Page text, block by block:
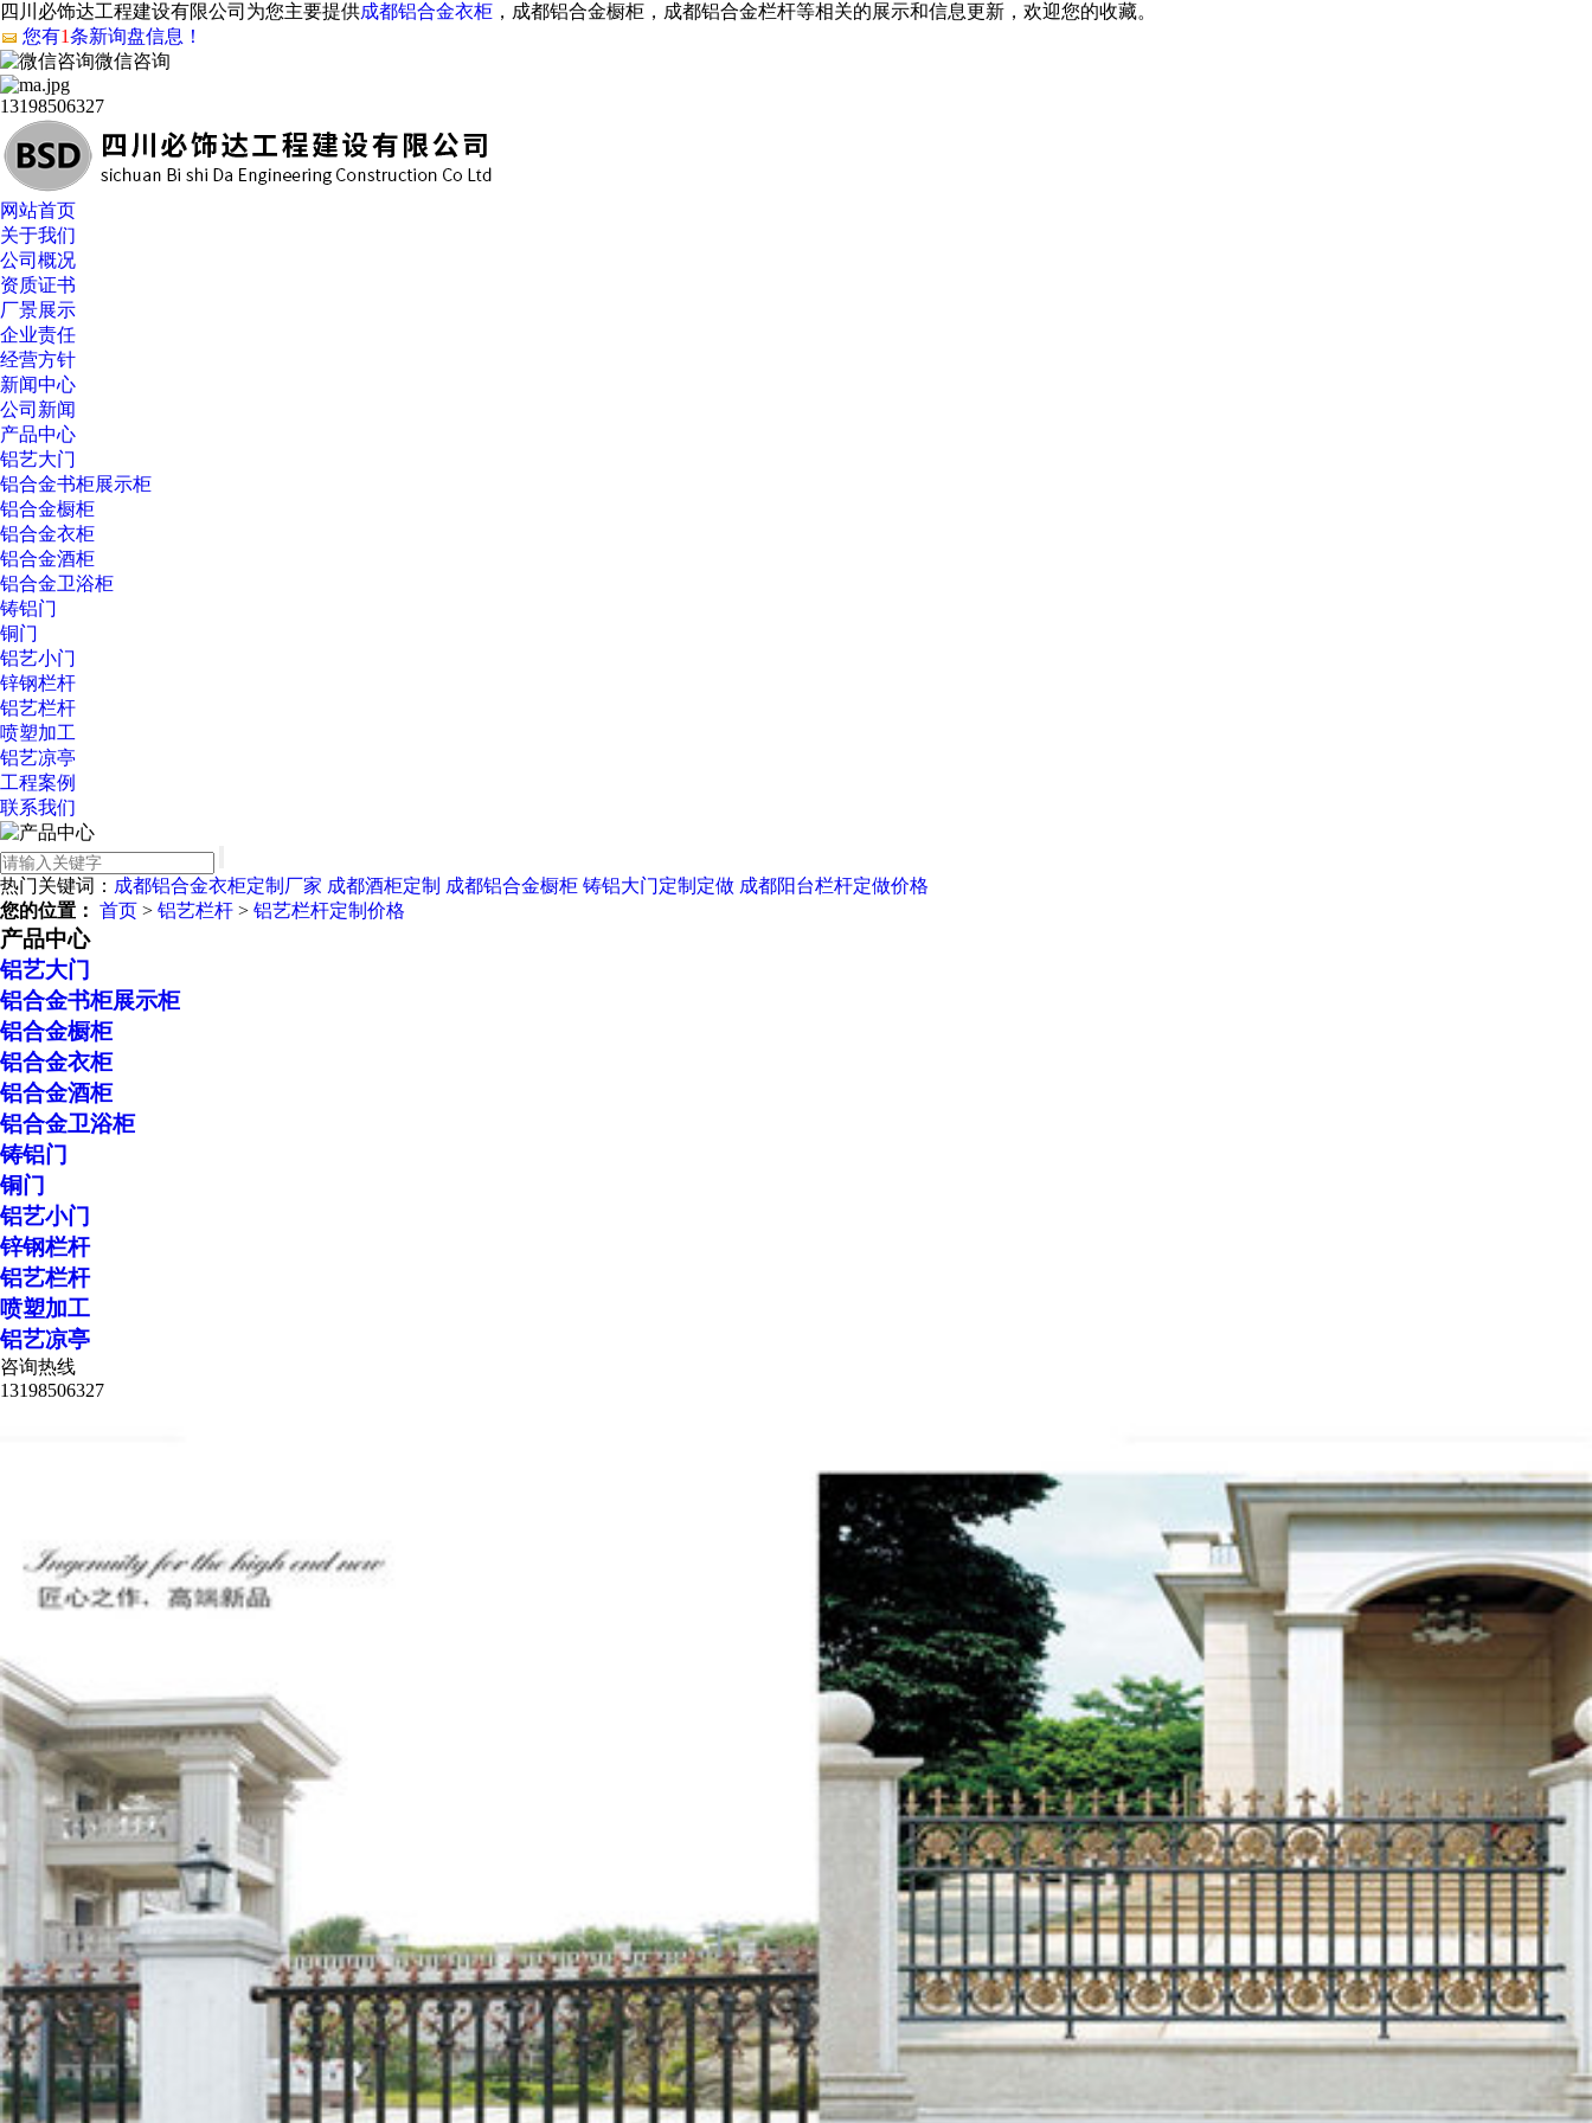
四川必饰达工程建设有限公司为您主要提供成都铝合金衣柜 ，成都铝合金橱柜，成都铝合金栏杆等相关的展示和信息更新，欢迎您的收藏。
您有1条新询盘信息！
微信咨询
13198506327
网站首页
关于我们
公司概况
资质证书
厂景展示
企业责任
经营方针
新闻中心
公司新闻
产品中心
铝艺大门
铝合金书柜展示柜
铝合金橱柜
铝合金衣柜
铝合金酒柜
铝合金卫浴柜
铸铝门
铜门
铝艺小门
锌钢栏杆
铝艺栏杆
喷塑加工
铝艺凉亭
工程案例
联系我们
热门关键词： 成都铝合金衣柜定制厂家 成都酒柜定制 成都铝合金橱柜 铸铝大门定制定做 成都阳台栏杆定做价格
您的位置： 首页 > 铝艺栏杆 > 铝艺栏杆定制价格
产品中心
铝艺大门
铝合金书柜展示柜
铝合金橱柜
铝合金衣柜
铝合金酒柜
铝合金卫浴柜
铸铝门
铜门
铝艺小门
锌钢栏杆
铝艺栏杆
喷塑加工
铝艺凉亭
咨询热线
13198506327